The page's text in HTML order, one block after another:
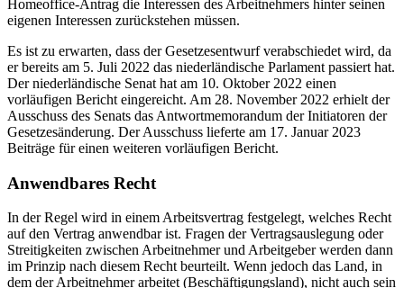
Homeoffice-Antrag die Interessen des Arbeitnehmers hinter seinen
eigenen Interessen zurückstehen müssen.
Es ist zu erwarten, dass der Gesetzesentwurf verabschiedet wird, da
er bereits am 5. Juli 2022 das niederländische Parlament passiert hat.
Der niederländische Senat hat am 10. Oktober 2022 einen
vorläufigen Bericht eingereicht. Am 28. November 2022 erhielt der
Ausschuss des Senats das Antwortmemorandum der Initiatoren der
Gesetzesänderung. Der Ausschuss lieferte am 17. Januar 2023
Beiträge für einen weiteren vorläufigen Bericht.
Anwendbares Recht
In der Regel wird in einem Arbeitsvertrag festgelegt, welches Recht
auf den Vertrag anwendbar ist. Fragen der Vertragsauslegung oder
Streitigkeiten zwischen Arbeitnehmer und Arbeitgeber werden dann
im Prinzip nach diesem Recht beurteilt. Wenn jedoch das Land, in
dem der Arbeitnehmer arbeitet (Beschäftigungsland), nicht auch sein